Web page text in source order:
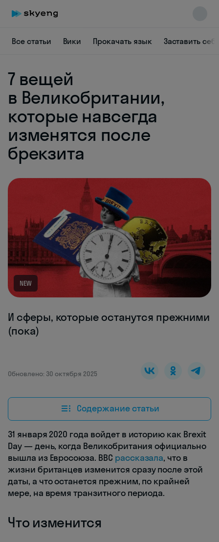
Все статьи Вики Прокачать язык Заставить
7 вещей
в Великобритании,
которые навсегда
изменятся после
брекзита
NEW
И сферы, которые останутся прежними
(пока)
Обновлено: 30 октября 2025
Содержание статьи
31 января 2020 года войдет в историю как Brexit
Day — день, когда Великобритания официально
вышла из Евросоюза. BBC рассказала, что в
жизни британцев изменится сразу после этой
даты, а что останется прежним, по крайней
мере, на время транзитного периода.
Что изменится
Skyeng Chat